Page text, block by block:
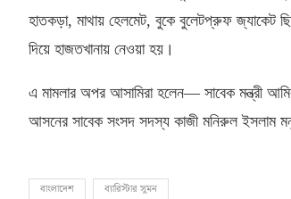
হাতকড়া, মাথায় হেলমেট, বুকে বুলেটপ্রুফ জ্যাকেট
দিয়ে হাজতখানায় নেওয়া হয়।
এ মামলার অপর আসামিরা হলেন— সাবেক মন্ত্রী
আসনের সাবেক সংসদ সদস্য কাজী মনিরুল ইসলাম
বাংলাদেশ ব্যারিস্টার সুমন